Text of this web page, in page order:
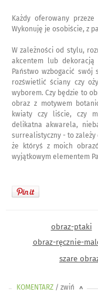
Każdy oferowany
Wykonuję je osobiście, z
W zależności od stylu,
akcentem lub
Państwo wzbogacić
rozświetlić ściany czy
wyborem. Czy będzie to
obraz z motywem
kwiaty czy liście, czy
delikatna akwarela,
surrealistyczny - to zależy
że któryś z moich
wyjątkowym elementem
obraz-ptaki
obraz-ręcznie-
szare
KOMENTARZ / zwiń <